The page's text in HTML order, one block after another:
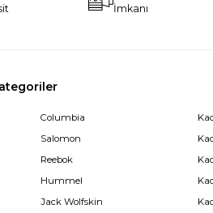
İmkanı
Columbia
Salomon
Reebok
Hummel
Jack Wolfskin